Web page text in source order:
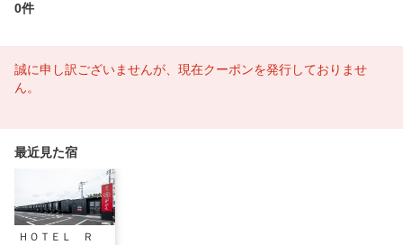
0件
誠に申し訳ございませんが、現在クーポンを発行しておりませ
ん。
最近見た宿
ＨＯＴＥＬ Ｒ